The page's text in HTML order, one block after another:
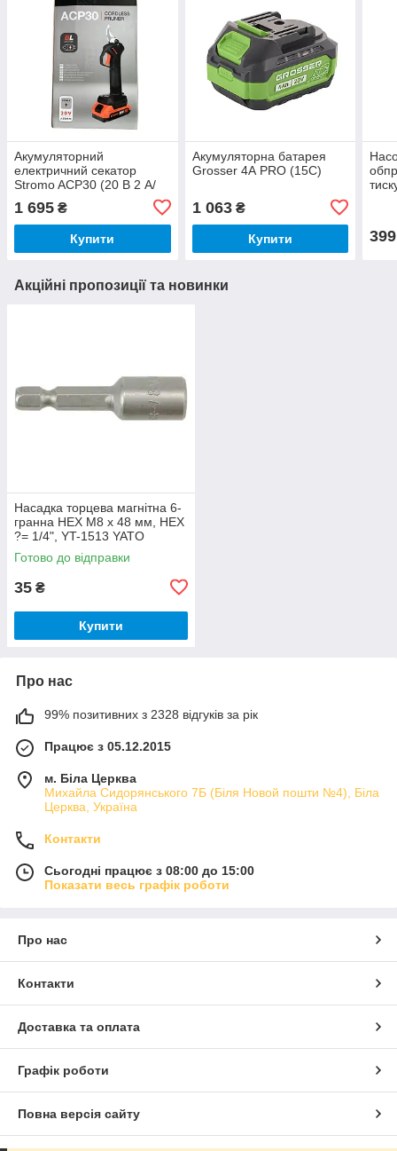
Акумуляторний
електричний секатор
Stromo ACP30 (20 В 2 А/
1 695 ₴
Купити
Акумуляторна батарея
Grosser 4А PRO (15C)
1 063₴
Купити 399
Акційні пропозиції та новинки
Насадка торцева магнітна 6-
гранна HEX M8 x 48 мм, HEX
?= 1/4", YT-1513 YATO
Готово до відправки
35 ₴
Купити
Про нас
99% позитивних з 2328 відгуків за рік
Працює з 05.12.2015
м. Біла Церква
Михайла Сидорянського 7Б (Біля Новой пошти №4), Біла
Церква, Україна
Контакти
Сьогодні працює з 08:00 до 15:00
Показати весь графік роботи
Про нас
Контакти
Доставка та оплата
Графік роботи
Повна версія сайту